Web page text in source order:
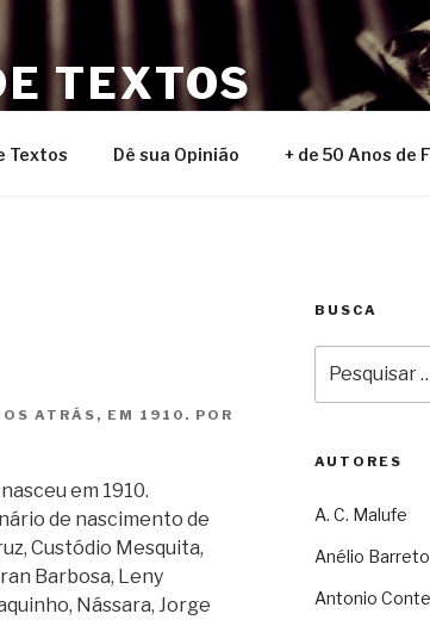
TEXTOS
Textos Dê sua Opinião + de 50 Anos de
ATRÁS, EM 1910. POR
em 1910.
de nascimento de
Custódio Mesquita,
Barbosa, Leny
Nássara, Jorge
BUSCA
por:
AUTORES
A. C. Malufe
Anélio Barreto
Antonio